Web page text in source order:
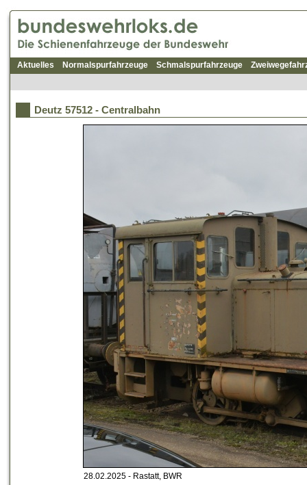
Aktuelles Normalspurfahrzeuge Schmalspurfahrzeuge
Deutz 57512 - Centralbahn
28.02.2025 - Rastatt, BWR